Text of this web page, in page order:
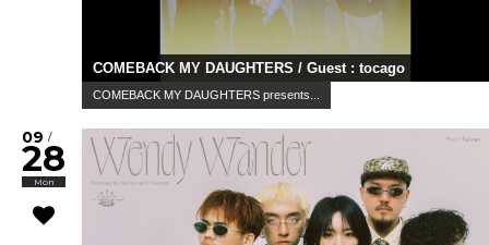
COMEBACK MY DAUGHTERS / Guest : tocago
COMEBACK MY DAUGHTERS presents...
09 /
28
Mon